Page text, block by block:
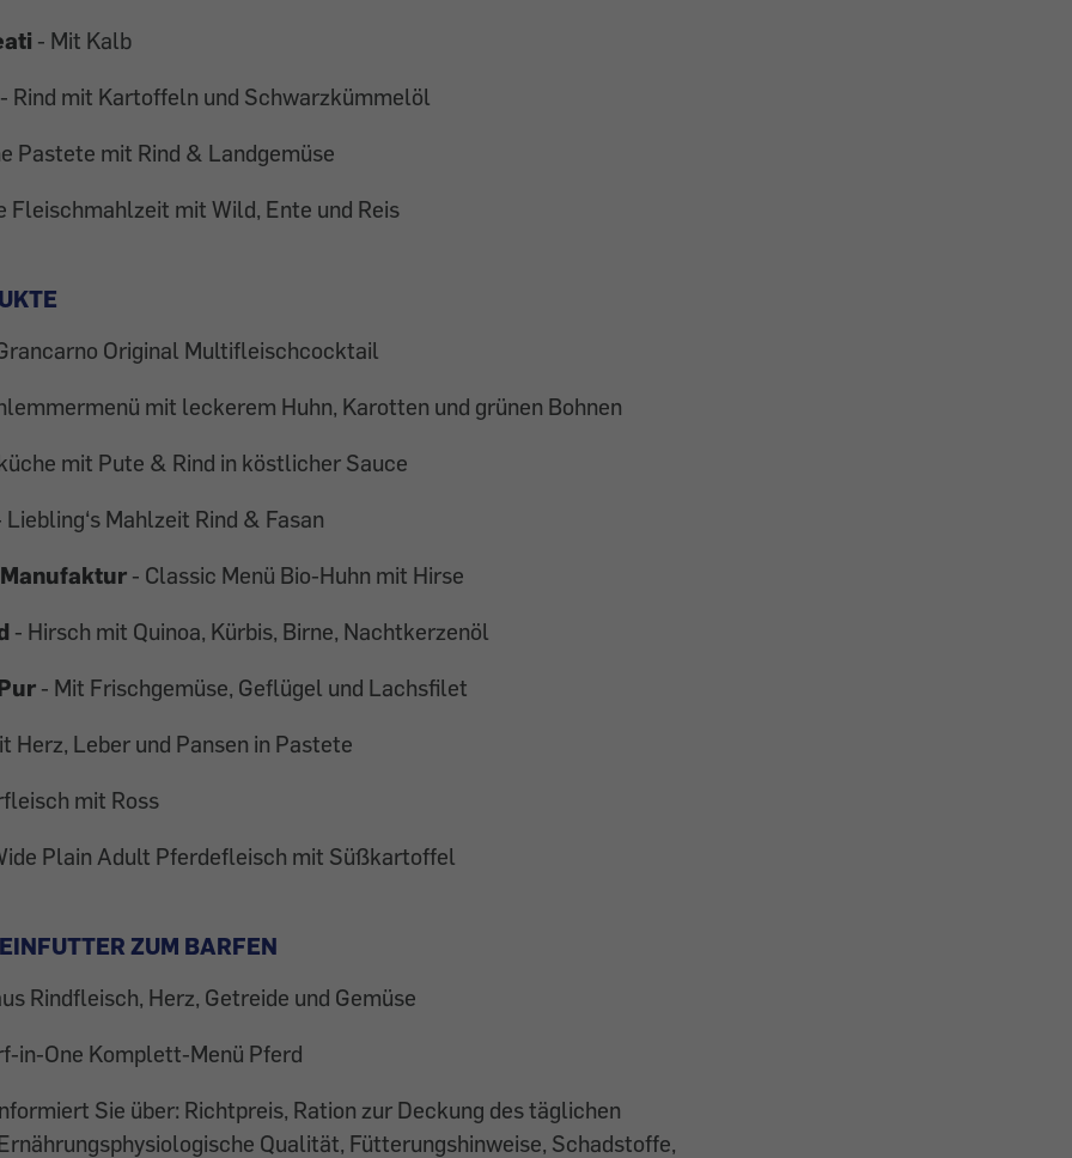
- Mit Kalb
Rind mit Kartoffeln und Schwarzkümmelöl
Pastete mit Rind & Landgemüse
Fleischmahlzeit mit Wild, Ente und Reis
Original Multifleischcocktail
mit leckerem Huhn, Karotten und grünen Bohnen
mit Pute & Rind in köstlicher Sauce
Mahlzeit Rind & Fasan
- Classic Menü Bio-Huhn mit Hirse
- Hirsch mit Quinoa, Kürbis, Birne, Nachtkerzenöl
- Mit Frischgemüse, Geflügel und Lachsfilet
Herz, Leber und Pansen in Pastete
mit Ross
Plain Adult Pferdefleisch mit Süßkartoffel
ZUM BARFEN
Rindfleisch, Herz, Getreide und Gemüse
in-One Komplett-Menü Pferd
Sie über: Richtpreis, Ration zur Deckung des täglichen
Qualität, Fütterungshinweise, Schadstoffe,